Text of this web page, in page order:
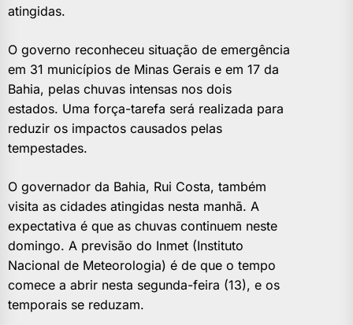
atingidas.
O governo reconheceu situação de emergência
em 31 municípios de Minas Gerais e em 17 da
Bahia, pelas chuvas intensas nos dois
estados. Uma força-tarefa será realizada para
reduzir os impactos causados pelas
tempestades.
O governador da Bahia, Rui Costa, também
visita as cidades atingidas nesta manhã. A
expectativa é que as chuvas continuem neste
domingo. A previsão do Inmet (Instituto
Nacional de Meteorologia) é de que o tempo
comece a abrir nesta segunda-feira (13), e os
temporais se reduzam.